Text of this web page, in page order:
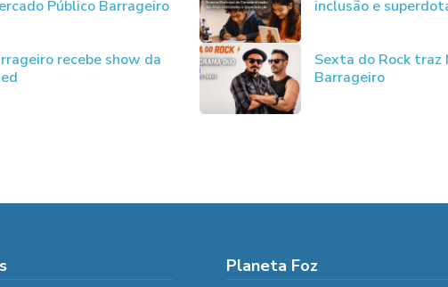
Público Barrageiro
inclusão e
recebe show da
Sexta do Rock traz
Barrageiro
Planeta Foz